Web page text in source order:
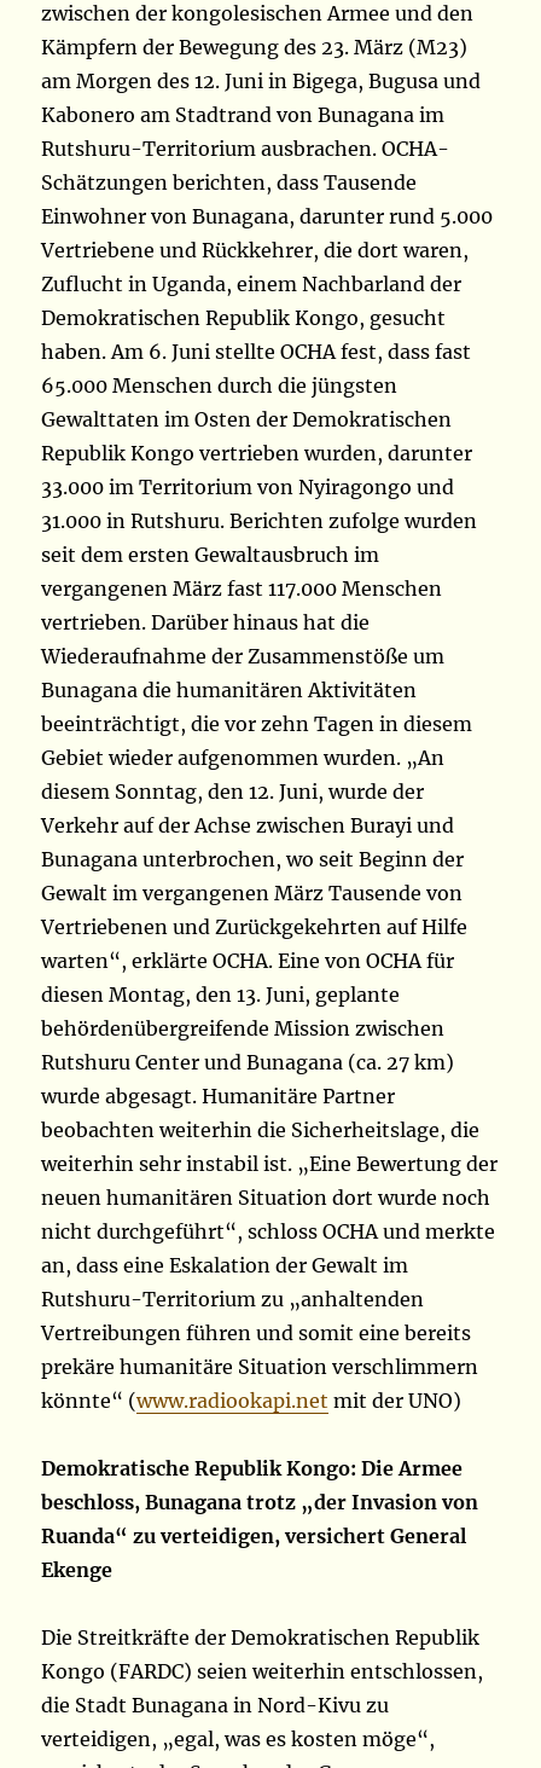
zwischen der kongolesischen Armee und den
Kämpfern der Bewegung des 23. März (M23)
am Morgen des 12. Juni in Bigega, Bugusa und
Kabonero am Stadtrand von Bunagana im
Rutshuru-Territorium ausbrachen. OCHA-
Schätzungen berichten, dass Tausende
Einwohner von Bunagana, darunter rund 5.000
Vertriebene und Rückkehrer, die dort waren,
Zuflucht in Uganda, einem Nachbarland der
Demokratischen Republik Kongo, gesucht
haben. Am 6. Juni stellte OCHA fest, dass fast
65.000 Menschen durch die jüngsten
Gewalttaten im Osten der Demokratischen
Republik Kongo vertrieben wurden, darunter
33.000 im Territorium von Nyiragongo und
31.000 in Rutshuru. Berichten zufolge wurden
seit dem ersten Gewaltausbruch im
vergangenen März fast 117.000 Menschen
vertrieben. Darüber hinaus hat die
Wiederaufnahme der Zusammenstöße um
Bunagana die humanitären Aktivitäten
beeinträchtigt, die vor zehn Tagen in diesem
Gebiet wieder aufgenommen wurden. „An
diesem Sonntag, den 12. Juni, wurde der
Verkehr auf der Achse zwischen Burayi und
Bunagana unterbrochen, wo seit Beginn der
Gewalt im vergangenen März Tausende von
Vertriebenen und Zurückgekehrten auf Hilfe
warten“, erklärte OCHA. Eine von OCHA für
diesen Montag, den 13. Juni, geplante
behördenübergreifende Mission zwischen
Rutshuru Center und Bunagana (ca. 27 km)
wurde abgesagt. Humanitäre Partner
beobachten weiterhin die Sicherheitslage, die
weiterhin sehr instabil ist. „Eine Bewertung der
neuen humanitären Situation dort wurde noch
nicht durchgeführt“, schloss OCHA und merkte
an, dass eine Eskalation der Gewalt im
Rutshuru-Territorium zu „anhaltenden
Vertreibungen führen und somit eine bereits
prekäre humanitäre Situation verschlimmern
könnte“ (www.radiookapi.net mit der UNO)
Demokratische Republik Kongo: Die Armee
beschloss, Bunagana trotz „der Invasion von
Ruanda“ zu verteidigen, versichert General
Ekenge
Die Streitkräfte der Demokratischen Republik
Kongo (FARDC) seien weiterhin entschlossen,
die Stadt Bunagana in Nord-Kivu zu
verteidigen, „egal, was es kosten möge“,